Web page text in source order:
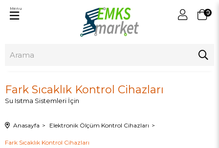
0
Menu
Fark Sıcaklık Kontrol Cihazları
Su Isıtma Sistemleri İçin
Anasayfa Elektronik Ölçüm Kontrol Cihazları
Fark Sıcaklık Kontrol Cihazları